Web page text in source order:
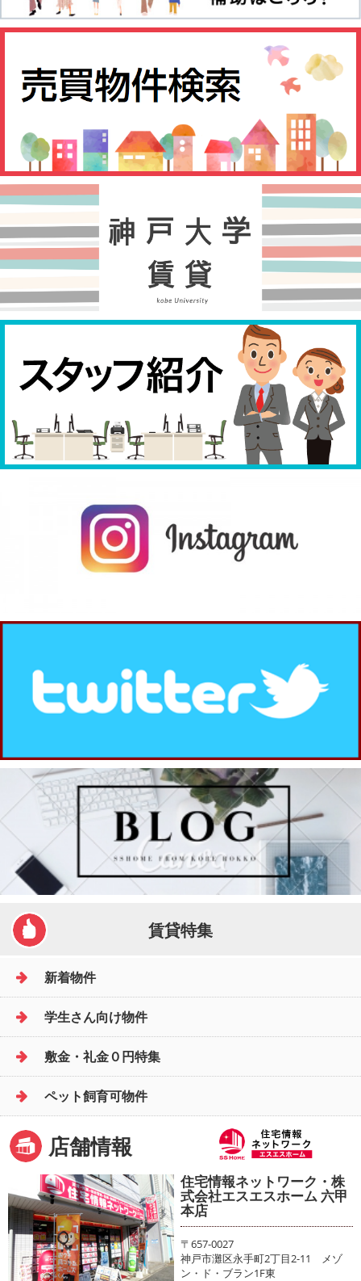
賃貸特集
新着物件
学生さん向け物件
敷金・礼金０円特集
ペット飼育可物件
店舗情報
住宅情報ネットワーク・株
式会社エスエスホーム 六甲
本店
〒657-0027
神戸市灘区永手町2丁目2-11 メゾ
ン・ド・ブラン1F東